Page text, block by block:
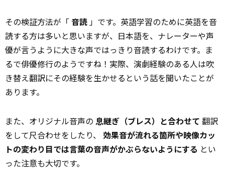
その検証方法が「 音読 」です。英語学習のために英語を音
読する方は多いと思いますが、日本語を、ナレーターや声
優が言うように大きな声ではっきり音読するわけです。ま
るで俳優修行のようですね！実際、演劇経験のある人は吹
き替え翻訳にその経験を生かせるという話を聞いたことが
あります。
また、オリジナル音声の 息継ぎ（ブレス）と合わせて 翻訳
をして尺合わせをしたり、 効果音が流れる箇所や映像カッ
トの変わり目では言葉の音声がかぶらないようにする とい
った注意も大切です。